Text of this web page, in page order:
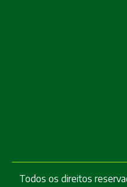
Todos os direitos